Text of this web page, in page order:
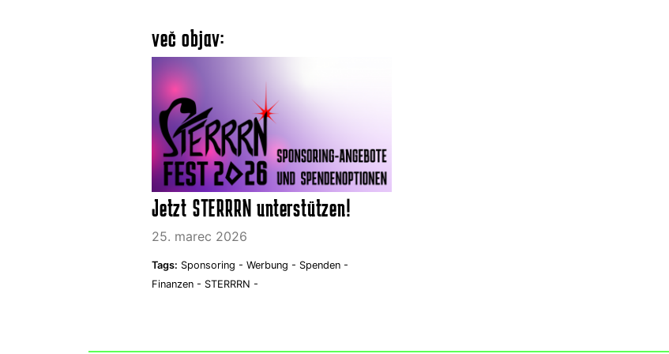
več objav:
Jetzt STERRRN unterstützen!
25. marec 2026
Tags: Sponsoring - Werbung - Spenden -
Finanzen - STERRRN -